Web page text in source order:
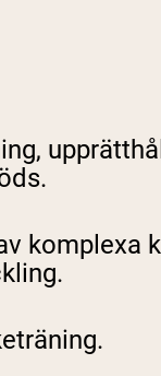
komplexa